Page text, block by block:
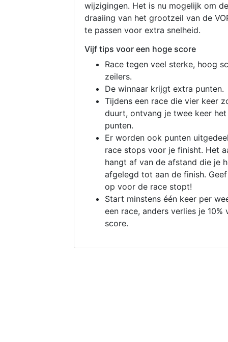
wijzigingen. Het is nu mogelijk om de
draaiing van het grootzeil van de
te passen voor extra snelheid.
Vijf tips voor een hoge score
Race tegen veel sterke, hoog
zeilers.
De winnaar krijgt extra punten.
Tijdens een race die vier keer
duurt, ontvang je twee keer
punten.
Er worden ook punten
race stops voor je finisht. Het
hangt af van de afstand die je
afgelegd tot aan de finish.
op voor de race stopt!
Start minstens één keer per
een race, anders verlies je 10%
score.